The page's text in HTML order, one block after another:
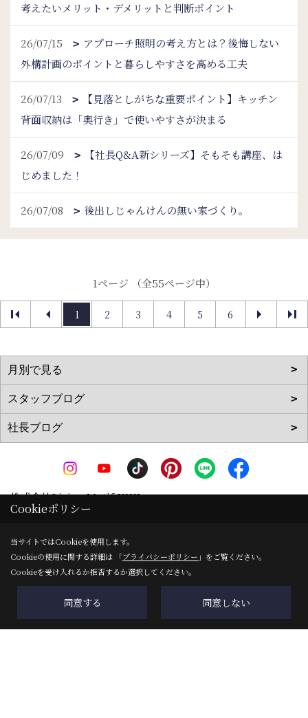
考えたいメリット・デメリットと判断ポイント
26/07/15
アプローチ照明の考え方とは？後悔しない
外構計画のポイントと暮らしやすさを高める工夫
26/07/13
【見落としがちな重要ポイント】キッチン
背面収納は「奥行き」で使いやすさが決まる
26/07/09
【社長Q&A新シリーズ】そもそも講座、は
じめました！
26/07/08 後出しじゃんけんの無い家づくり。
1ページ （全55ページ中）
1 2 3 4 5 6
株式会社Living Motif KIKI
〒519-0142
三重県亀山市天神1丁目2-11-1
TEL：0120-090-035/ 0595-83-0700
FAX：0595-82-8540
＜営業時間＞8:00～17:00
＜定休日＞ＧＷ・夏季・年末年始
Cookieポリシー
当サイトではCookieを使用します。
Cookieの使用に関する詳細は 「プライバシーポリシー 」をご覧ください。
Cookieを受け入れるか拒否するか選択してください。
同意する 同意しない